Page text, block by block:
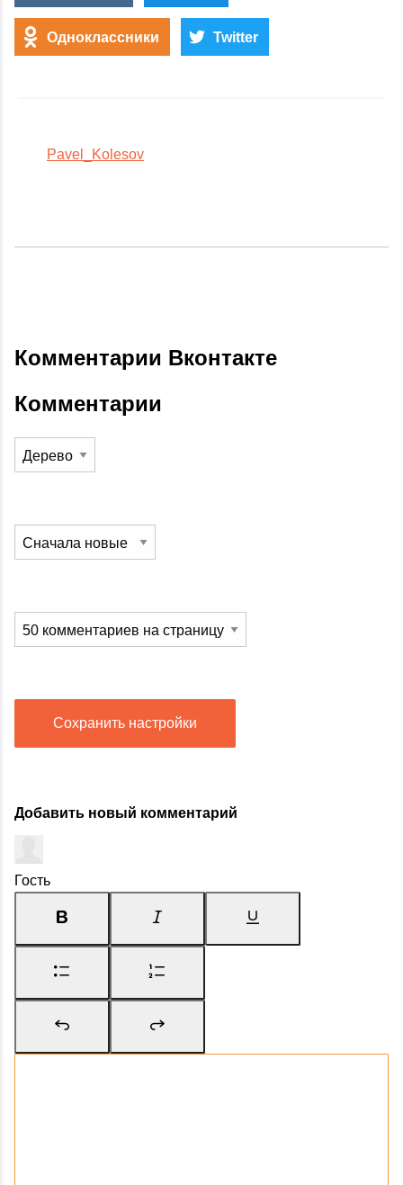
Одноклассники Twitter
Pavel_Kolesov
Комментарии Вконтакте
Комментарии
Сохранить настройки
Добавить новый комментарий
Гость